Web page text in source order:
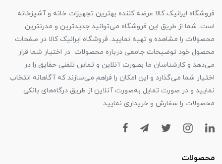
فروشگاه ایرانیک کالا عرضه کننده بهترین تجهیزات خانه و آشپزخانه
است. شما از طریق این فروشگاه می‌توانید جدیدترین و مدرنترین
محصولات را مشاهده و تهیه نمایید. فروشگاه ایرانیک کالا در صفحات
محصول خود توضیحات جامعی درباره محصولات در اختیار شما قرار
می‌دهد و کارشناسان ما بصورت آنلاین و تماس تلفنی حقایق را در
اختیار شما می‌گذارد و این امکان را فراهم می‌سازند که آگاهانه انتخاب
نمایید و در صورت تمایل به‌صورت آنلاین از طریق درگاه‌های بانکی
محصولات را سفارش و خریداری نمایید.
محصولات